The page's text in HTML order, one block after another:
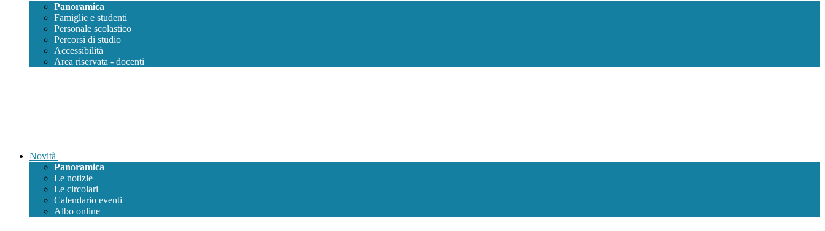
Panoramica
Famiglie e studenti
Personale scolastico
Percorsi di studio
Accessibilità
Area riservata - docenti
Novità
Panoramica
Le notizie
Le circolari
Calendario eventi
Albo online